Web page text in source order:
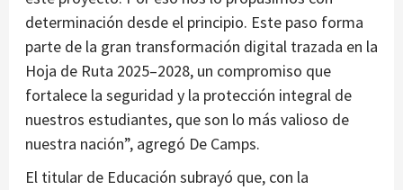
determinación desde el principio. Este paso forma
parte de la gran transformación digital trazada en la
Hoja de Ruta 2025–2028, un compromiso que
fortalece la seguridad y la protección integral de
nuestros estudiantes, que son lo más valioso de
nuestra nación”, agregó De Camps.
El titular de Educación subrayó que, con la